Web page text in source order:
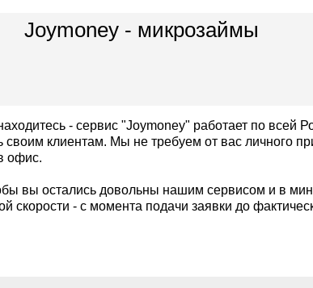
Joymoney - микрозаймы
- сервис "Joymoney" работает по всей
клиентам. Мы не требуем от вас личного
офис.
вы остались довольны нашим сервисом и в
скорости - с момента подачи заявки до